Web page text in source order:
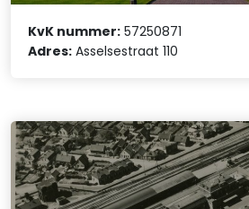
KvK nummer: 57250871
Adres: Asselsestraat 110